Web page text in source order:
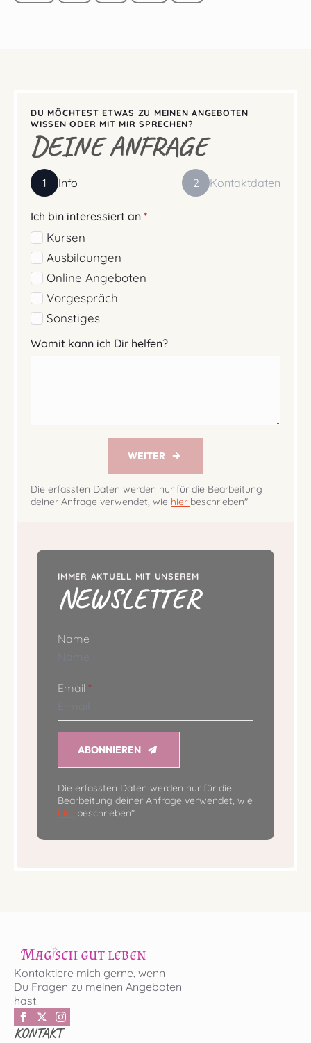
DU MÖCHTEST ETWAS ZU MEINEN ANGEBOTEN
WISSEN ODER MIT MIR SPRECHEN?
DEINE ANFRAGE
1 Info 2 Kontaktdaten
Ich bin interessiert an *
Kursen
Ausbildungen
Online Angeboten
Vorgespräch
Sonstiges
Womit kann ich Dir helfen?
WEITER
Die erfassten Daten werden nur für die Bearbeitung
deiner Anfrage verwendet, wie hier beschrieben"
IMMER AKTUELL MIT UNSEREM
NEWSLETTER
Name
Email *
ABONNIEREN
Die erfassten Daten werden nur für die
Bearbeitung deiner Anfrage verwendet, wie
hier beschrieben"
Kontaktiere mich gerne, wenn
Du Fragen zu meinen Angeboten
hast.
KONTAKT